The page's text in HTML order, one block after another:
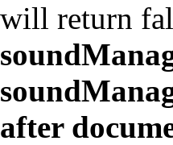
will return
after